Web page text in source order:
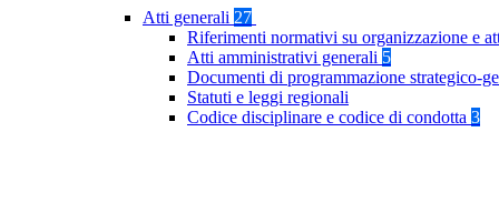
Atti generali 27
Riferimenti normativi su organizzazione e
Atti amministrativi generali 5
Documenti di programmazione strategico-
Statuti e leggi regionali
Codice disciplinare e codice di condotta 3